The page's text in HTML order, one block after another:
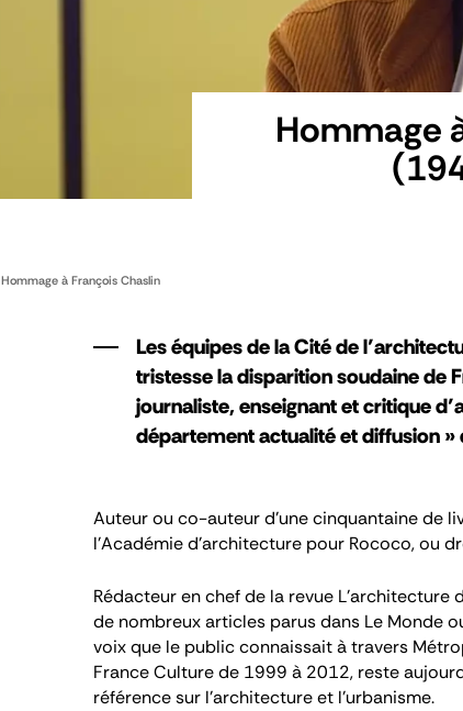
Hommage
Hommage à François Chaslin
Les équipes de la Cité de
tristesse la disparition soudaine de
journaliste, enseignant et critique
département actualité et diffusion »
Auteur ou co-auteur d’une cinquantaine de
l’Académie d’architecture pour Rococo, ou
Rédacteur en chef de la revue L’architecture
de nombreux articles parus dans Le Monde
voix que le public connaissait à travers
France Culture de 1999 à 2012, reste
référence sur l’architecture et l’urbanisme.